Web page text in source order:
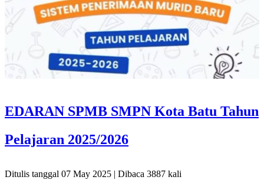
EDARAN SPMB SMPN Kota Batu Tahun
Pelajaran 2025/2026
Ditulis tanggal 07 May 2025 | Dibaca 3887 kali